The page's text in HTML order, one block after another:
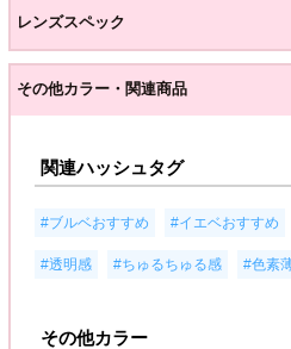
レンズスペック
その他カラー・関連商品
関連ハッシュタグ
#ブルベおすすめ #イエベおすすめ
#透明感 #ちゅるちゅる感 #色素
その他カラー